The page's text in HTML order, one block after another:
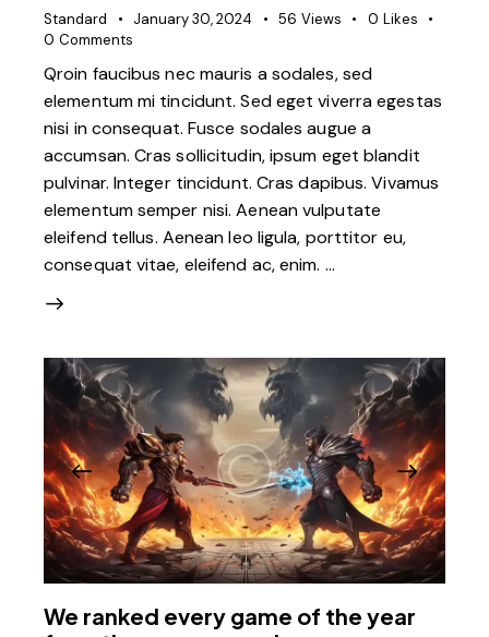
Standard January 30, 2024 56 Views 0 Likes
0 Comments
Qroin faucibus nec mauris a sodales, sed
elementum mi tincidunt. Sed eget viverra egestas
nisi in consequat. Fusce sodales augue a
accumsan. Cras sollicitudin, ipsum eget blandit
pulvinar. Integer tincidunt. Cras dapibus. Vivamus
elementum semper nisi. Aenean vulputate
eleifend tellus. Aenean leo ligula, porttitor eu,
consequat vitae, eleifend ac, enim. …
We ranked every game of the year